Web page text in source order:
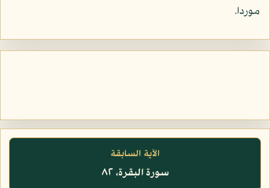
موردا.
الآية السابقة
سورة البقرة، ٨٢